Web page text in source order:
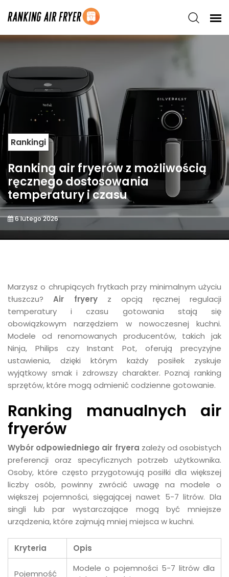
Rankingi
Ranking air fryerów z możliwością
ręcznego dostosowania
temperatury i czasu
6 lutego 2026
Marzysz o chrupiących frytkach przy minimalnym użyciu
tłuszczu?Air fryeryz opcją ręcznej regulacji
temperatury i czasu gotowania stają się
obowiązkowym narzędziem w nowoczesnej kuchni.
Modele od renomowanych producentów, takich jak
Ninja, Philips czy Instant Pot, oferują precyzyjne
ustawienia, dzięki którym każdy posiłek zyskuje
wyjątkowy smak i zdrowszy charakter. Poznaj ranking
sprzętów, które mogą odmienić codzienne gotowanie.
Ranking manualnych air
fryerów
Wybór odpowiedniego air fryera zależy od osobistych
preferencji oraz specyficznych potrzeb użytkownika.
Osoby, które często przygotowują posiłki dla większej
liczby osób, powinny zwrócić uwagę na modele o
większej pojemności, sięgającej nawet 5-7 litrów. Dla
singli lub par wystarczające mogą być mniejsze
urządzenia, które zajmują mniej miejsca w kuchni.
Kryteria Opis
Pojemność
Modele o pojemności 5-7 litrów dla